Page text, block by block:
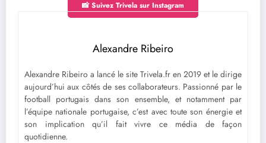
📸 Suivez Trivela sur Instagram
Alexandre Ribeiro
Alexandre Ribeiro a lancé le site Trivela.fr en 2019 et le dirige
aujourd’hui aux côtés de ses collaborateurs. Passionné par le
football portugais dans son ensemble, et notamment par
l’équipe nationale portugaise, c’est avec toute son énergie et
son implication qu’il fait vivre ce média de façon
quotidienne.